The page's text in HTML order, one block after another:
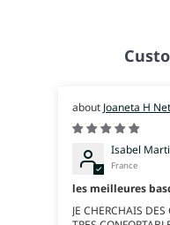
Joaneta H
Isabel
France
les meilleures
JE CHERCHAIS